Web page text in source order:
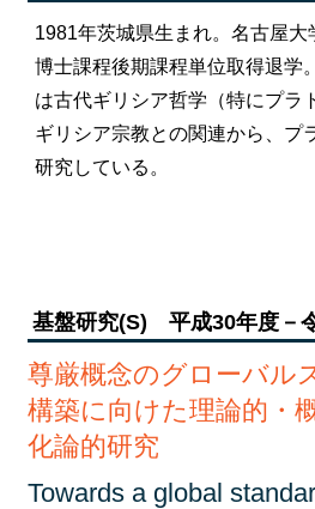
1981年茨城県生まれ。名古屋
博士課程後期課程単位取得退学
は古代ギリシア哲学（特にプラ
ギリシア宗教との関連から、プ
研究している。
基盤研究(S) 平成30年度－
尊厳概念のグローバル
構築に向けた理論的・
化論的研究
Towards a global